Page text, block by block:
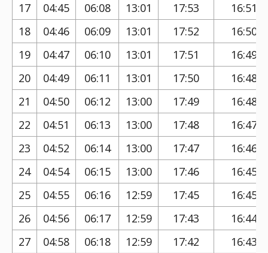
17
04:45 06:08 13:01 17:53
16:51
18
04:46 06:09 13:01 17:52
16:50
19
04:47 06:10 13:01 17:51
16:49
20
04:49 06:11 13:01 17:50
16:48
21
04:50 06:12 13:00 17:49
16:48
22
04:51 06:13 13:00 17:48
16:47
23
04:52 06:14 13:00 17:47
16:46
24
04:54 06:15 13:00 17:46
16:45
25
04:55 06:16 12:59 17:45
16:45
26
04:56 06:17 12:59 17:43
16:44
27
04:58 06:18 12:59 17:42
16:43